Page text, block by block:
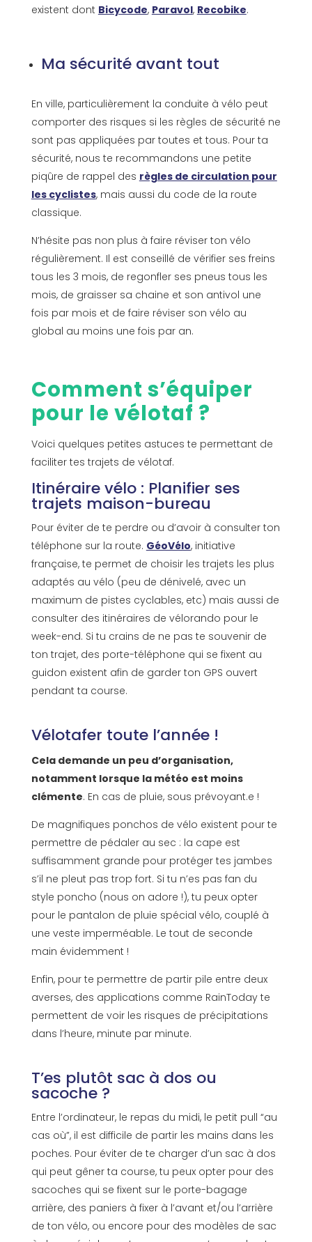
existent dont Bicycode, Paravol, Recobike.
Ma sécurité avant tout
En ville, particulièrement la conduite à vélo peut
comporter des risques si les règles de sécurité ne
sont pas appliquées par toutes et tous. Pour ta
sécurité, nous te recommandons une petite
piqûre de rappel des règles de circulation pour
les cyclistes, mais aussi du code de la route
classique.
N’hésite pas non plus à faire réviser ton vélo
régulièrement. Il est conseillé de vérifier ses freins
tous les 3 mois, de regonfler ses pneus tous les
mois, de graisser sa chaine et son antivol une
fois par mois et de faire réviser son vélo au
global au moins une fois par an.
Comment s’équiper
pour le vélotaf ?
Voici quelques petites astuces te permettant de
faciliter tes trajets de vélotaf.
Itinéraire vélo : Planifier ses
trajets maison-bureau
Pour éviter de te perdre ou d’avoir à consulter ton
téléphone sur la route. GéoVélo, initiative
française, te permet de choisir les trajets les plus
adaptés au vélo (peu de dénivelé, avec un
maximum de pistes cyclables, etc) mais aussi de
consulter des itinéraires de vélorando pour le
week-end. Si tu crains de ne pas te souvenir de
ton trajet, des porte-téléphone qui se fixent au
guidon existent afin de garder ton GPS ouvert
pendant ta course.
Vélotafer toute l’année !
Cela demande un peu d’organisation,
notamment lorsque la météo est moins
clémente. En cas de pluie, sous prévoyant.e !
De magnifiques ponchos de vélo existent pour te
permettre de pédaler au sec : la cape est
suffisamment grande pour protéger tes jambes
s’il ne pleut pas trop fort. Si tu n’es pas fan du
style poncho (nous on adore !), tu peux opter
pour le pantalon de pluie spécial vélo, couplé à
une veste imperméable. Le tout de seconde
main évidemment !
Enfin, pour te permettre de partir pile entre deux
averses, des applications comme RainToday te
permettent de voir les risques de précipitations
dans l’heure, minute par minute.
T’es plutôt sac à dos ou
sacoche ?
Entre l’ordinateur, le repas du midi, le petit pull “au
cas où”, il est difficile de partir les mains dans les
poches. Pour éviter de te charger d’un sac à dos
qui peut gêner ta course, tu peux opter pour des
sacoches qui se fixent sur le porte-bagage
arrière, des paniers à fixer à l’avant et/ou l’arrière
de ton vélo, ou encore pour des modèles de sac